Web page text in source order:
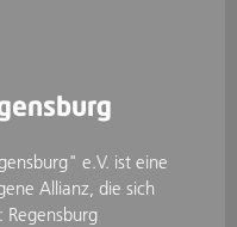
e.V. ist eine
Allianz, die sich